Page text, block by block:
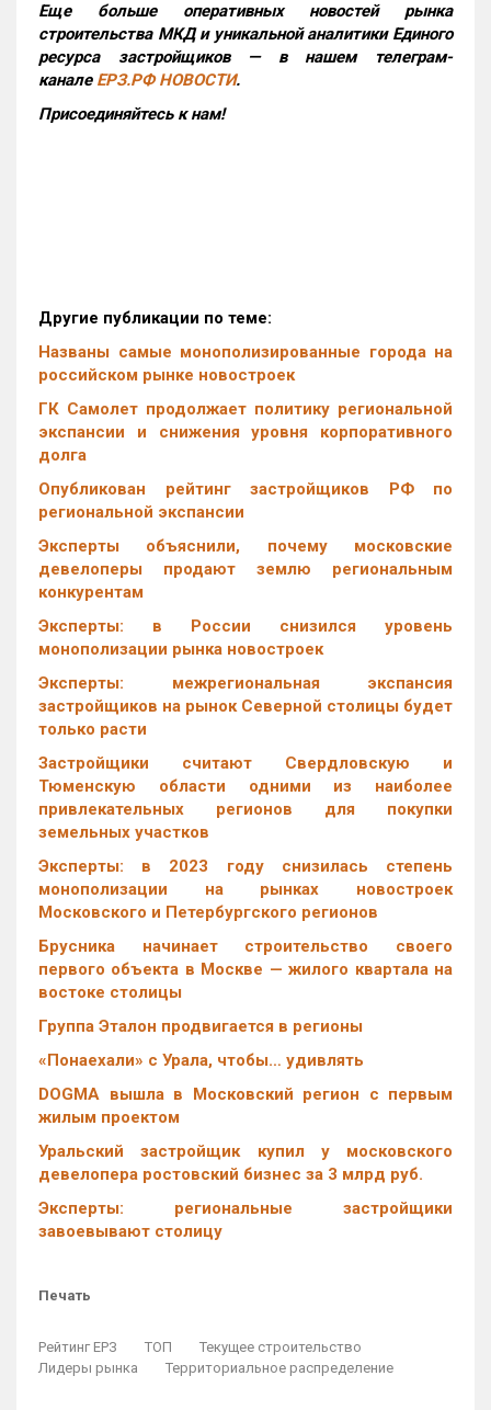
Еще больше оперативных новостей рынка
строительства МКД и уникальной аналитики Единого
ресурса застройщиков — в нашем телеграм-
канале ЕРЗ.РФ НОВОСТИ.
Присоединяйтесь к нам!
Другие публикации по теме:
Названы самые монополизированные города на
российском рынке новостроек
ГК Самолет продолжает политику региональной
экспансии и снижения уровня корпоративного
долга
Опубликован рейтинг застройщиков РФ по
региональной экспансии
Эксперты объяснили, почему московские
девелоперы продают землю региональным
конкурентам
Эксперты: в России снизился уровень
монополизации рынка новостроек
Эксперты: межрегиональная экспансия
застройщиков на рынок Северной столицы будет
только расти
Застройщики считают Свердловскую и
Тюменскую области одними из наиболее
привлекательных регионов для покупки
земельных участков
Эксперты: в 2023 году снизилась степень
монополизации на рынках новостроек
Московского и Петербургского регионов
Брусника начинает строительство своего
первого объекта в Москве — жилого квартала на
востоке столицы
Группа Эталон продвигается в регионы
«Понаехали» с Урала, чтобы… удивлять
DOGMA вышла в Московский регион с первым
жилым проектом
Уральский застройщик купил у московского
девелопера ростовский бизнес за 3 млрд руб.
Эксперты: региональные застройщики
завоевывают столицу
Печать
Рейтинг ЕРЗ ТОП
Текущее строительство
Лидеры рынка
Территориальное распределение